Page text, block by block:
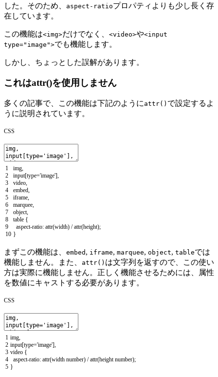
した。そのため、
aspect-ratioプロパティよりも少し長く存
在しています。
この機能は<img>だけでなく、 <video>や<input
type="image">でも機能します。
しかし、ちょっとした誤解があります。
これはattr()を使用しません
多くの記事で、この機能は下記のように attr() で設定するよ
うに説明されています。
CSS
1
2
3
4
5
6
7
8
9
10
img
input[type='image']
video
embed
iframe
marquee
object
table {
aspect-ratio: attr(width) / attr(height);
}
まずこの機能は、 embed , iframe, marquee, object, tableでは
機能しません。また、
attr() は文字列を返すので、この使い
方は実際に機能しません。正しく機能させるためには、属性
を数値にキャストする必要があります。
CSS
1
2
3
4
5
img
input[type='image']
video {
aspect-ratio: attr(width number) / attr(height number);
}